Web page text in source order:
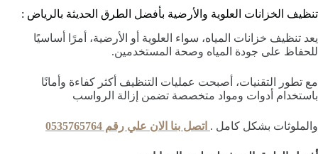
تنظيف الخزانات العلوية والأرضية بأفضل الطرق الحديثة بالرياض :
يعد تنظيف خزانات المياه، سواء العلوية أو الأرضية، أمرًا أساسيًا
للحفاظ على جودة المياه وصحة المستخدمين.
مع تطور التقنيات، أصبحت عمليات التنظيف أكثر كفاءة وأمانًا
باستخدام أدوات ومواد متخصصة تضمن إزالة الرواسب
والملوثات بشكل كامل . اتصل بنا الان علي رقم 0535765764